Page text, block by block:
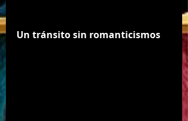
Un tránsito sin romanticismos